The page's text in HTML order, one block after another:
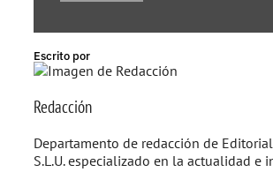
Escrito por
Redacción
Departamento de redacción de
S.L.U. especializado en la actualidad e